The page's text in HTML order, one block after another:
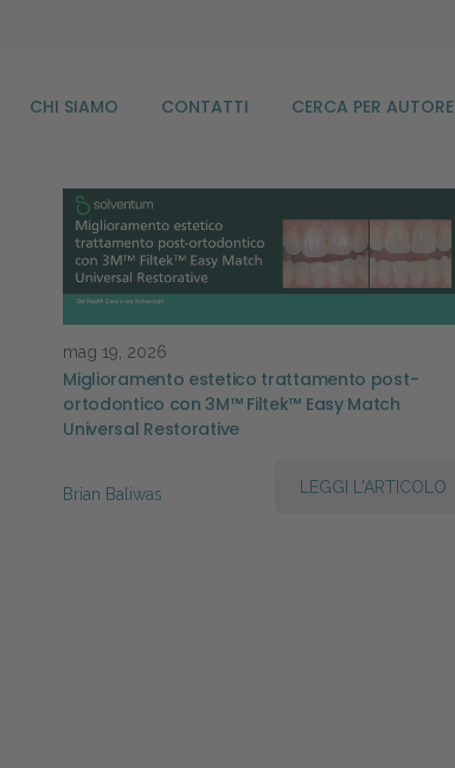
CHI SIAMO CONTATTI CERCA PER AUTORE
mag 19, 2026
Miglioramento estetico trattamento post-
ortodontico con 3M™ Filtek™ Easy Match
Universal Restorative
Brian Baliwas LEGGI L'ARTICOLO